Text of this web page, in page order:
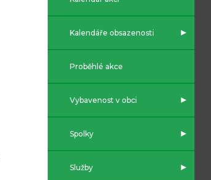
Kalendáře obsazenosti
Proběhlé akce
Vybavenost v obci
Spolky
Služby